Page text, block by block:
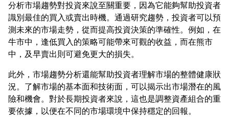
分析市場趨勢對投資來說至關重要，因為它能夠幫助投資者
識別最佳的買入或賣出時機。通過研究趨勢，投資者可以預
測未來的市場走勢，從而提高投資決策的準確性。例如，在
牛市中，逢低買入的策略可能帶來可觀的收益，而在熊市
此外，市場趨勢分析還能幫助投資者理解市場的整體健康狀
況。了解市場的基本面和技術面，可以揭示出市場潛在的風
險和機會。對於長期投資者來說，這也是調整資產組合的重